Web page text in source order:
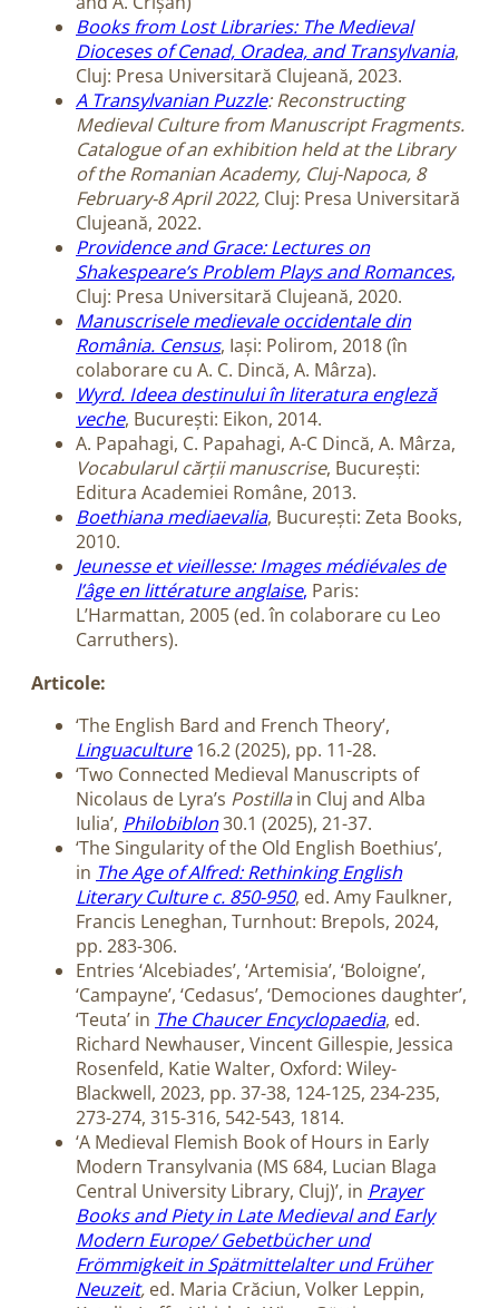
Books from Lost Libraries: The Medieval
Dioceses of Cenad, Oradea, and Transylvania,
Cluj: Presa Universitară Clujeană, 2023.
A Transylvanian Puzzle: Reconstructing
Medieval Culture from Manuscript Fragments.
Catalogue of an exhibition held at the Library
of the Romanian Academy, Cluj-Napoca, 8
February-8 April 2022, Cluj: Presa Universitară
Clujeană, 2022.
Providence and Grace: Lectures on
Shakespeare’s Problem Plays and Romances,
Cluj: Presa Universitară Clujeană, 2020.
Manuscrisele medievale occidentale din
România. Census, Iași: Polirom, 2018 (în
colaborare cu A. C. Dincă, A. Mârza).
Wyrd. Ideea destinului în literatura engleză
veche, București: Eikon, 2014.
A. Papahagi, C. Papahagi, A-C Dincă, A. Mârza,
Vocabularul cărții manuscrise, București:
Editura Academiei Române, 2013.
Boethiana mediaevalia, București: Zeta Books,
2010.
Jeunesse et vieillesse: Images médiévales de
l’âge en littérature anglaise, Paris:
L’Harmattan, 2005 (ed. în colaborare cu Leo
Carruthers).
Articole:
‘The English Bard and French Theory’,
Linguaculture16.2 (2025), pp. 11-28.
‘Two Connected Medieval Manuscripts of
Nicolaus de Lyra’s Postillain Cluj and Alba
Iulia’, Philobiblon30.1 (2025), 21-37.
‘The Singularity of the Old English Boethius’,
in The Age of Alfred: Rethinking English
Literary Culture c. 850-950, ed. Amy Faulkner,
Francis Leneghan, Turnhout: Brepols, 2024,
pp. 283-306.
Entries ‘Alcebiades’, ‘Artemisia’, ‘Boloigne’,
‘Campayne’, ‘Cedasus’, ‘Demociones daughter’,
‘Teuta’ in The Chaucer Encyclopaedia, ed.
Richard Newhauser, Vincent Gillespie, Jessica
Rosenfeld, Katie Walter, Oxford: Wiley-
Blackwell, 2023, pp. 37-38, 124-125, 234-235,
273-274, 315-316, 542-543, 1814.
‘A Medieval Flemish Book of Hours in Early
Modern Transylvania (MS 684, Lucian Blaga
Central University Library, Cluj)’, in Prayer
Books and Piety in Late Medieval and Early
Modern Europe/ Gebetbücher und
Frömmigkeit in Spätmittelalter und Früher
Neuzeit, ed. Maria Crăciun, Volker Leppin,